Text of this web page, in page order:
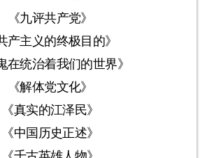
《九评共产党》
产主义的终极目的》
在统治着我们的世界》
《解体党文化》
《真实的江泽民》
《中国历史正述》